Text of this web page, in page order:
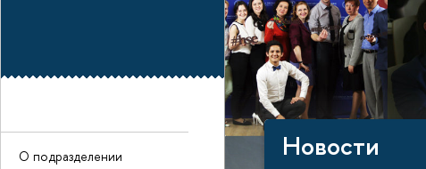
О подразделении
Новости